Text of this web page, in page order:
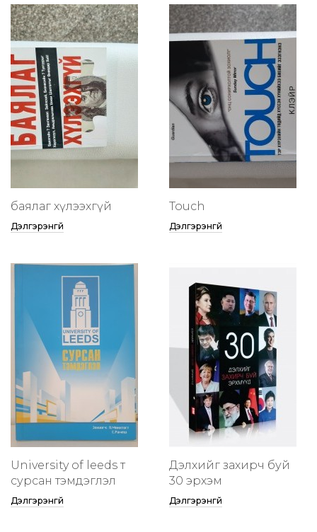
баялаг хүлээхгүй
Дэлгэрэнгүй
Touch
Дэлгэрэнгүй
University of leeds т
сурсан тэмдэглэл
Дэлгэрэнгүй
Дэлхийг захирч буй
30 эрхэм
Дэлгэрэнгүй